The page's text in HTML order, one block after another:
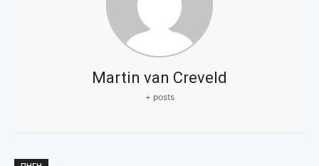
Martin van Creveld
+ posts